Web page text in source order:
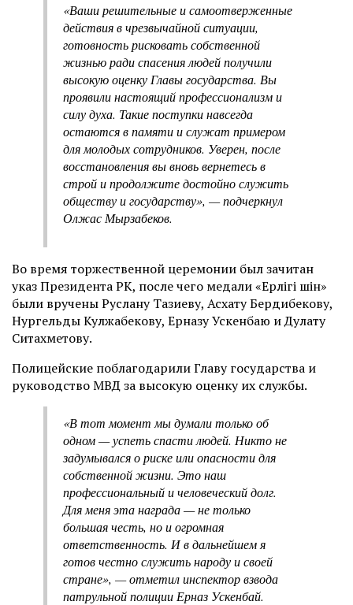
«Ваши решительные и самоотверженные
действия в чрезвычайной ситуации,
готовность рисковать собственной
жизнью ради спасения людей получили
высокую оценку Главы государства. Вы
проявили настоящий профессионализм и
силу духа. Такие поступки навсегда
остаются в памяти и служат примером
для молодых сотрудников. Уверен, после
восстановления вы вновь вернетесь в
строй и продолжите достойно служить
обществу и государству», — подчеркнул
Олжас Мырзабеков.
Во время торжественной церемонии был зачитан
указ Президента РК, после чего медали «Ерлігі үшін»
были вручены Руслану Тазиеву, Асхату Бердибекову,
Нургельды Кулжабекову, Ерназу Ускенбаю и Дулату
Ситахметову.
Полицейские поблагодарили Главу государства и
руководство МВД за высокую оценку их службы.
«В тот момент мы думали только об
одном — успеть спасти людей. Никто не
задумывался о риске или опасности для
собственной жизни. Это наш
профессиональный и человеческий долг.
Для меня эта награда — не только
большая честь, но и огромная
ответственность. И в дальнейшем я
готов честно служить народу и своей
стране», — отметил инспектор взвода
патрульной полиции Ерназ Ускенбай.